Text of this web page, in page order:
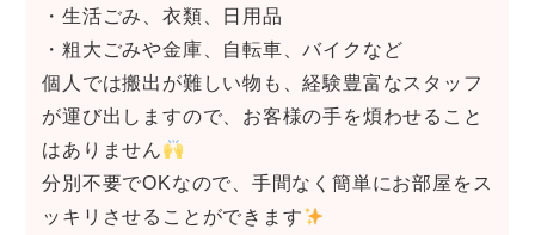
・生活ごみ、衣類、日用品
・粗大ごみや金庫、自転車、バイクなど
個人では搬出が難しい物も、経験豊富なスタッフ
が運び出しますので、お客様の手を煩わせること
はありません
分別不要でOKなので、手間なく簡単にお部屋をス
ッキリさせることができます